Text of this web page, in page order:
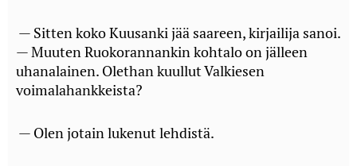
— Sitten koko Kuusanki jää saareen, kirjailija sanoi.
— Muuten Ruokorannankin kohtalo on jälleen
uhanalainen. Olethan kuullut Valkiesen
voimalahankkeista?
— Olen jotain lukenut lehdistä.